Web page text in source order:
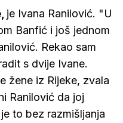
je Ivana Ranilović. "U
Banfić i još jednom
Rekao sam
s dvije Ivane.
žene iz Rijeke, zvala
Ranilović da joj
to bez razmišljanja